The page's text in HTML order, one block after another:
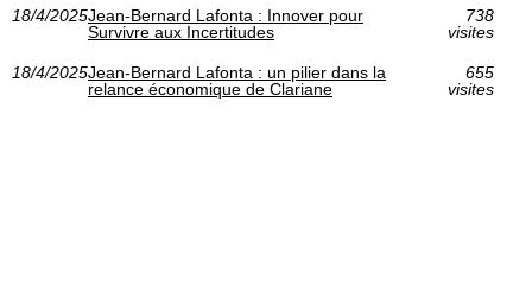
18/4/2025Jean-Bernard Lafonta : Innover pour
Survivre aux Incertitudes
738
visites
18/4/2025Jean-Bernard Lafonta : un pilier dans la
relance économique de Clariane
655
visites